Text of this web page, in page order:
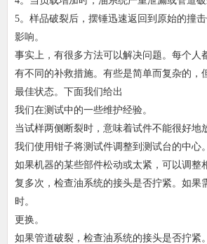
5。样品破裂后，摆锤迅速返回到原始的撞
影响。
事实上，有很多方法可以解决问题。每个人
有不同的补救措施。有些是简单而复杂的，
最佳状态。下面我们给出
我们在测试中的一些维护经验。
当试样两侧断裂时，意味着试件不能很好地
我们使用钳子将测试件调整到测试台的中心
如果机器的某些部件松动或太紧，可以调整
复多次，检查油系统的接头是否拧紧。如果
时。
更换。
如果管道破裂，检查油系统的接头是否拧紧